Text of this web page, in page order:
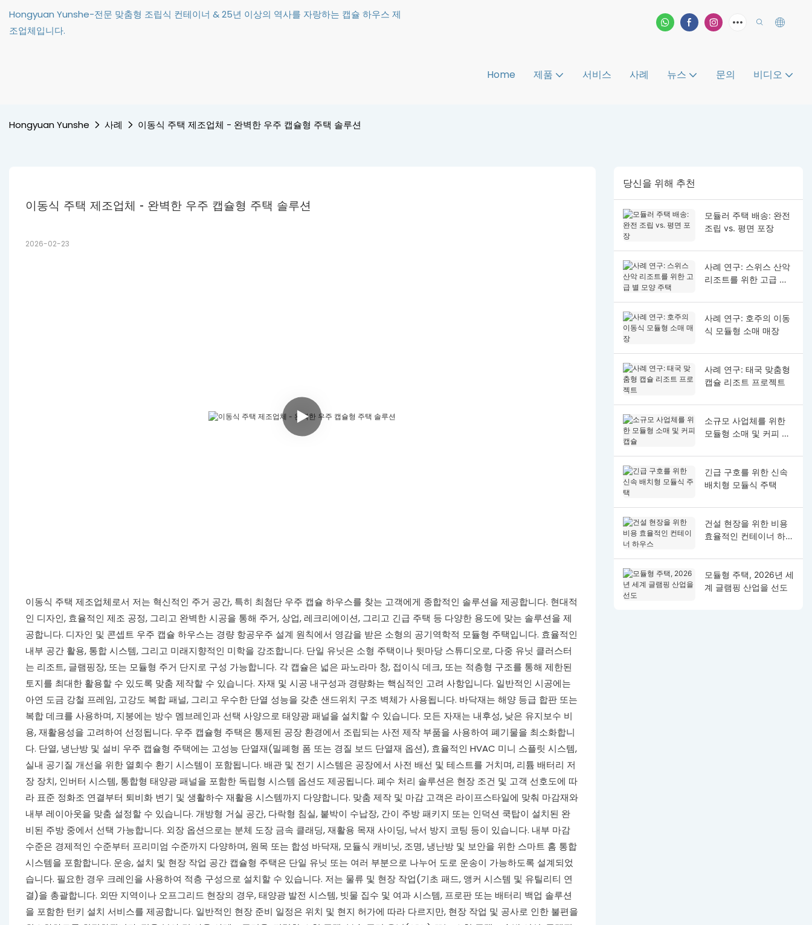
Hongyuan Yunshe-전문 맞춤형 조립식 컨테이너 & 25년 이상의 역사를 자랑하는 캡슐 하우스 제
조업체입니다.
Home 제품 서비스 사례 뉴스 문의 비디오
Hongyuan Yunshe 사례 이동식 주택 제조업체 - 완벽한 우주 캡슐형 주택 솔루션
이동식 주택 제조업체 - 완벽한 우주 캡슐형 주택 솔루션
2026-02-23
이동식 주택 제조업체로서 저는 혁신적인 주거 공간, 특히 최첨단 우주 캡슐 하우스를 찾는 고객에게 종합적인 솔루션을 제공합니다. 현대적
인 디자인, 효율적인 제조 공정, 그리고 완벽한 시공을 통해 주거, 상업, 레크리에이션, 그리고 긴급 주택 등 다양한 용도에 맞는 솔루션을 제
공합니다. 디자인 및 콘셉트 우주 캡슐 하우스는 경량 항공우주 설계 원칙에서 영감을 받은 소형의 공기역학적 모듈형 주택입니다. 효율적인
내부 공간 활용, 통합 시스템, 그리고 미래지향적인 미학을 강조합니다. 단일 유닛은 소형 주택이나 뒷마당 스튜디오로, 다중 유닛 클러스터
는 리조트, 글램핑장, 또는 모듈형 주거 단지로 구성 가능합니다. 각 캡슐은 넓은 파노라마 창, 접이식 데크, 또는 적층형 구조를 통해 제한된
토지를 최대한 활용할 수 있도록 맞춤 제작할 수 있습니다. 자재 및 시공 내구성과 경량화는 핵심적인 고려 사항입니다. 일반적인 시공에는
아연 도금 강철 프레임, 고강도 복합 패널, 그리고 우수한 단열 성능을 갖춘 샌드위치 구조 벽체가 사용됩니다. 바닥재는 해양 등급 합판 또는
복합 데크를 사용하며, 지붕에는 방수 멤브레인과 선택 사양으로 태양광 패널을 설치할 수 있습니다. 모든 자재는 내후성, 낮은 유지보수 비
용, 재활용성을 고려하여 선정됩니다. 우주 캡슐형 주택은 통제된 공장 환경에서 조립되는 사전 제작 부품을 사용하여 폐기물을 최소화합니
다. 단열, 냉난방 및 설비 우주 캡슐형 주택에는 고성능 단열재(밀폐형 폼 또는 경질 보드 단열재 옵션), 효율적인 HVAC 미니 스플릿 시스템,
실내 공기질 개선을 위한 열회수 환기 시스템이 포함됩니다. 배관 및 전기 시스템은 공장에서 사전 배선 및 테스트를 거치며, 리튬 배터리 저
장 장치, 인버터 시스템, 통합형 태양광 패널을 포함한 독립형 시스템 옵션도 제공됩니다. 폐수 처리 솔루션은 현장 조건 및 고객 선호도에 따
라 표준 정화조 연결부터 퇴비화 변기 및 생활하수 재활용 시스템까지 다양합니다. 맞춤 제작 및 마감 고객은 라이프스타일에 맞춰 마감재와
내부 레이아웃을 맞춤 설정할 수 있습니다. 개방형 거실 공간, 다락형 침실, 붙박이 수납장, 간이 주방 패키지 또는 인덕션 쿡탑이 설치된 완
비된 주방 중에서 선택 가능합니다. 외장 옵션으로는 분체 도장 금속 클래딩, 재활용 목재 사이딩, 낙서 방지 코팅 등이 있습니다. 내부 마감
수준은 경제적인 수준부터 프리미엄 수준까지 다양하며, 원목 또는 합성 바닥재, 모듈식 캐비닛, 조명, 냉난방 및 보안을 위한 스마트 홈 통합
시스템을 포함합니다. 운송, 설치 및 현장 작업 공간 캡슐형 주택은 단일 유닛 또는 여러 부분으로 나누어 도로 운송이 가능하도록 설계되었
습니다. 필요한 경우 크레인을 사용하여 적층 구성으로 설치할 수 있습니다. 저는 물류 및 현장 작업(기초 패드, 앵커 시스템 및 유틸리티 연
결)을 총괄합니다. 외딴 지역이나 오프그리드 현장의 경우, 태양광 발전 시스템, 빗물 집수 및 여과 시스템, 프로판 또는 배터리 백업 솔루션
을 포함한 턴키 설치 서비스를 제공합니다. 일반적인 현장 준비 일정은 위치 및 현지 허가에 따라 다르지만, 현장 작업 및 공사로 인한 불편을
당신을 위해 추천
모듈러 주택 배송: 완전
조립 vs. 평면 포장
사례 연구: 스위스 산악
리조트를 위한 고급 별
사례 연구: 호주의 이동
식 모듈형 소매 매장
사례 연구: 태국 맞춤형
캡슐 리조트 프로젝트
소규모 사업체를 위한
모듈형 소매 및 커피 캡
긴급 구호를 위한 신속
배치형 모듈식 주택
건설 현장을 위한 비용
효율적인 컨테이너 하우
모듈형 주택, 2026년 세
계 글램핑 산업을 선도